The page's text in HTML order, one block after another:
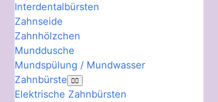
Interdentalbürsten
Zahnseide
Zahnhölzchen
Munddusche
Mundspülung / Mundwasser
Zahnbürste
Elektrische Zahnbürsten